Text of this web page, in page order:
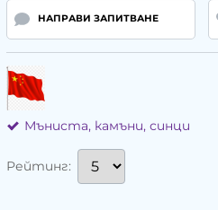
НАПРАВИ ЗАПИТВАНЕ
Мъниста, камъни, синци
Рейтинг: